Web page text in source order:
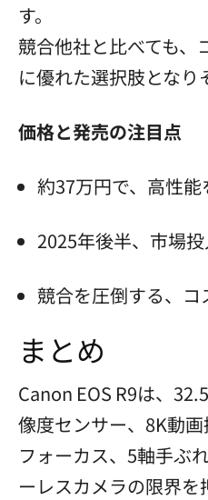
す。
競合他社と比べても、
に優れた選択肢となり
価格と発売の注目点
約37万円で、高性能
2025年後半、市場投
競合を圧倒する、コ
まとめ
Canon EOS R9は、
像度センサー、8K動
フォーカス、5軸手ぶ
ーレスカメラの限界